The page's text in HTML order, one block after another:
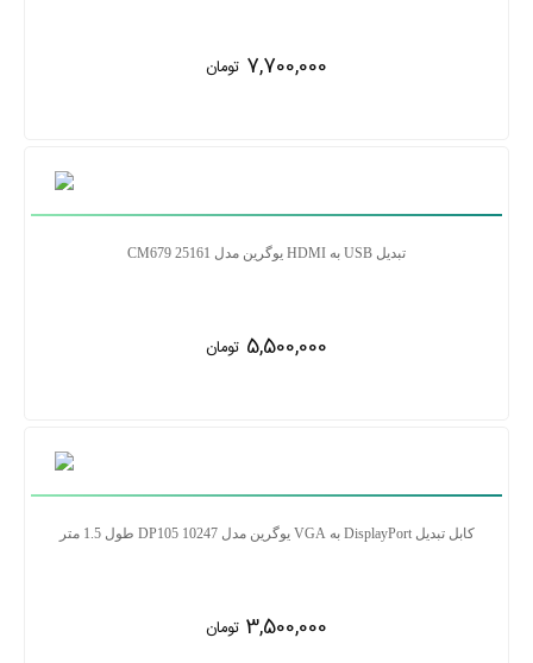
7,700,000 تومان
تبدیل USB به HDMI یوگرین مدل CM679 25161
5,500,000 تومان
کابل تبدیل DisplayPort به VGA یوگرین مدل DP105 10247 طول 1.5 متر
3,500,000 تومان